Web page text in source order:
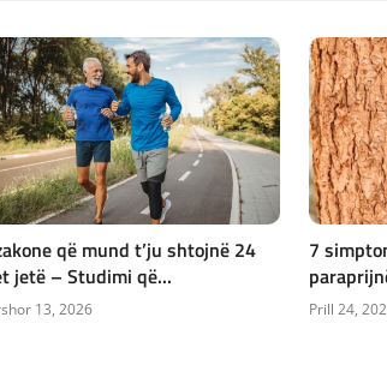
që mund t’ju shtojnë 24
jetë – Studimi që...
13, 2026
7
Prill 24,